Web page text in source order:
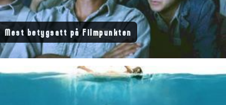
Mest betygsatt på Filmpunkten